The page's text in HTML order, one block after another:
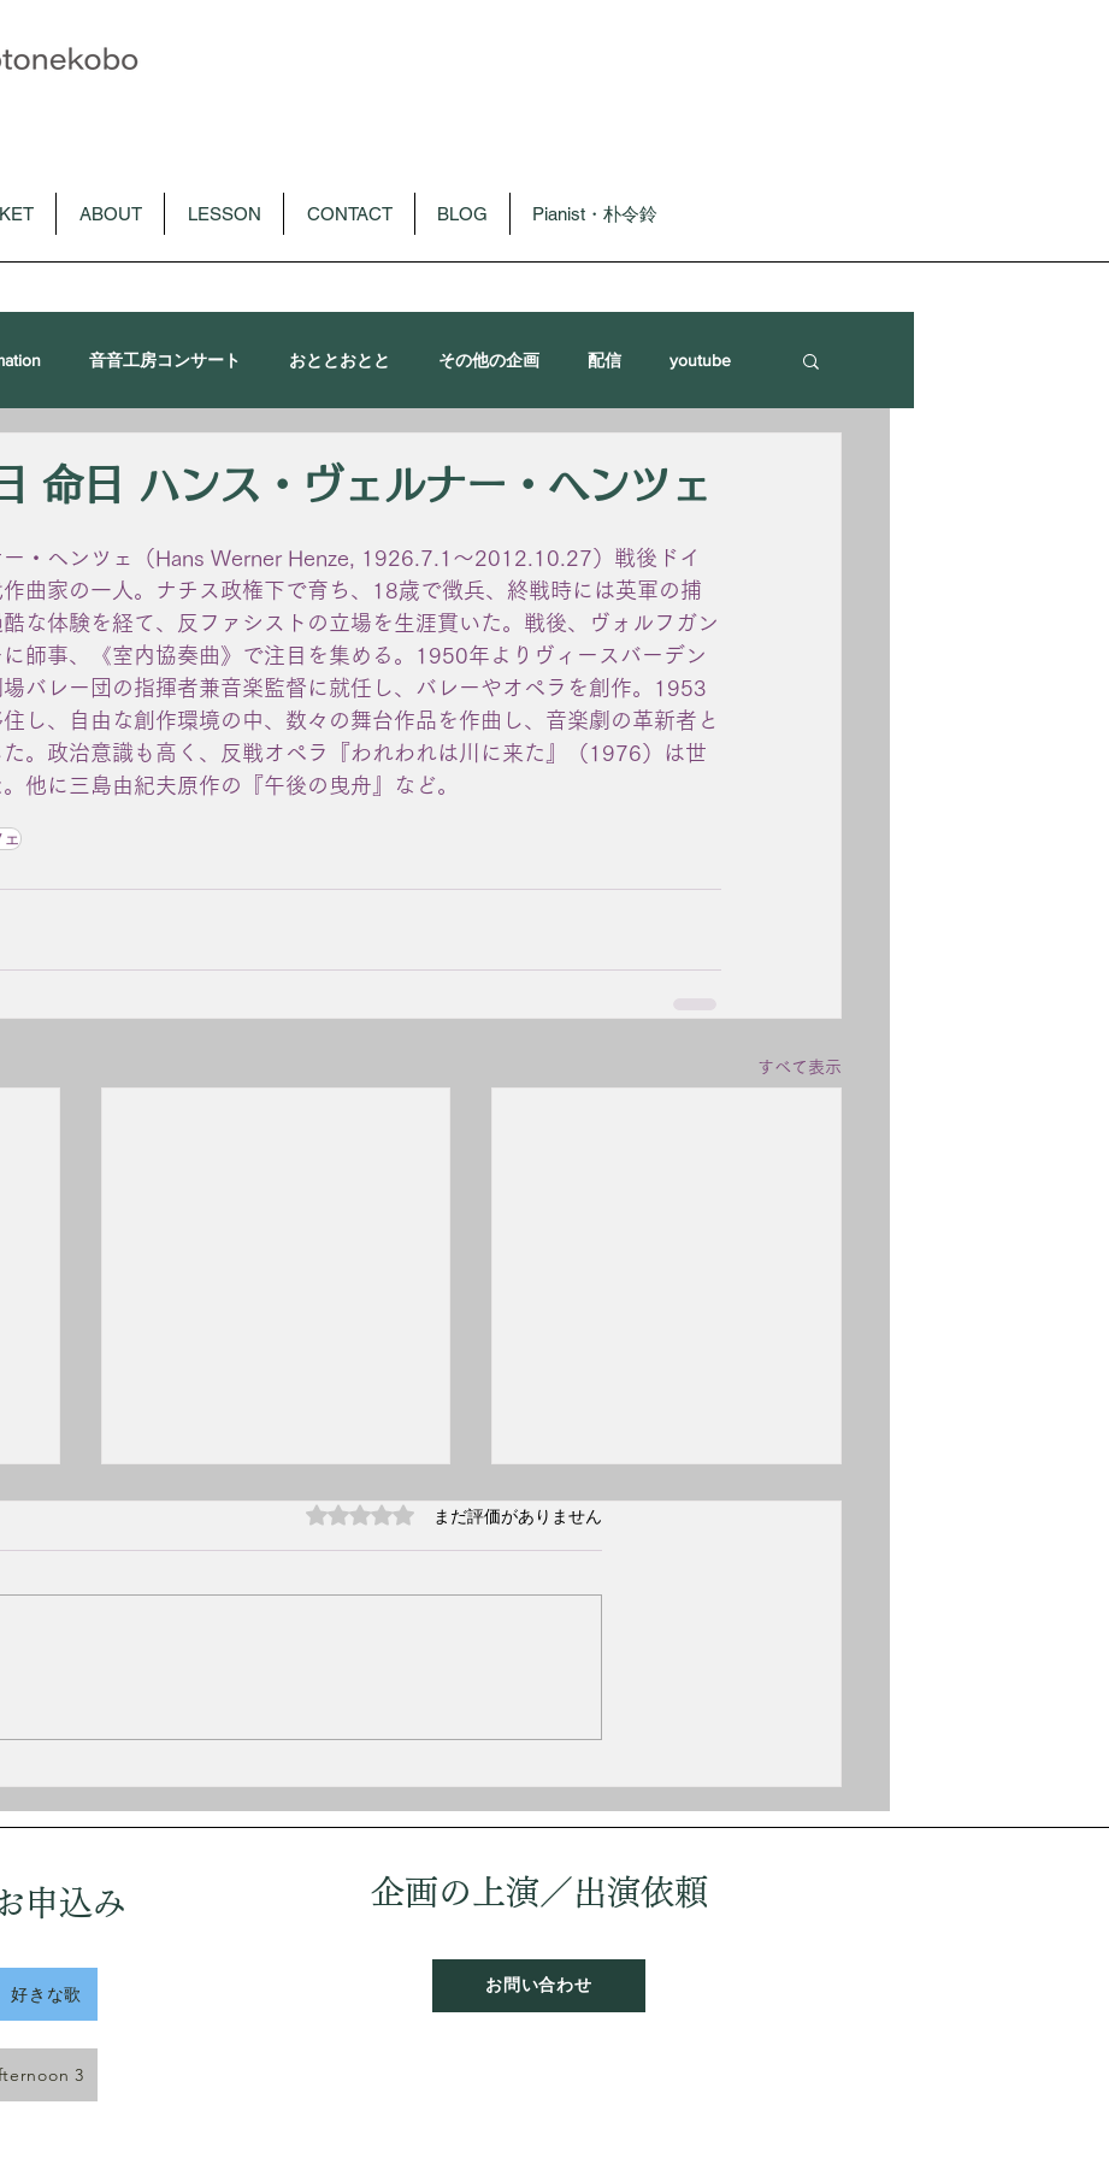
ABOUT LESSON CONTACT BLOG Pianist・朴令鈴
音音工房コンサート おととおとと その他の企画 配信 youtube
命日 ハンス・ヴェルナー・ヘンツェ
・ヘンツェ（Hans Werner Henze, 1926.7.1〜2012.10.27）戦後ドイ
曲家の一人。ナチス政権下で育ち、18歳で徴兵、終戦時には英軍の捕
な体験を経て、反ファシストの立場を生涯貫いた。戦後、ヴォルフガン
師事、《室内協奏曲》で注目を集める。1950年よりヴィースバーデン
バレー団の指揮者兼音楽監督に就任し、バレーやオペラを創作。1953
し、自由な創作環境の中、数々の舞台作品を作曲し、音楽劇の革新者と
た。政治意識も高く、反戦オペラ『われわれは川に来た』（1976）は世
他に三島由紀夫原作の『午後の曳舟』など。
ェ
すべて表示
2月2日 誕生日 フリッツ・
クライスラー
12歳で首席卒業する。しかし神
童扱いが嫌で医学を勉強したり陸
しヨーロッパ各地で演奏活動を行
う。ウィーンフィルの入団試験に
「愛の喜
5つ星のうち0と評価されています。
まだ評価がありません
申込み
好きな歌
企画の上演／出演依頼
お問い合わせ
3